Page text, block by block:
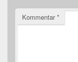
Kommentar*